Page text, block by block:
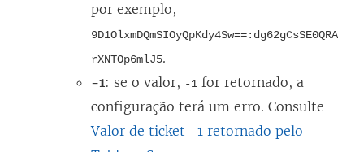
por exemplo,
9D1OlxmDQmSIOyQpKdy4Sw==:dg62gCsSE0QRA
rXNTOp6mlJ5.
-1: se o valor, -1 for retornado, a
configuração terá um erro. Consulte
Valor de ticket -1 retornado pelo